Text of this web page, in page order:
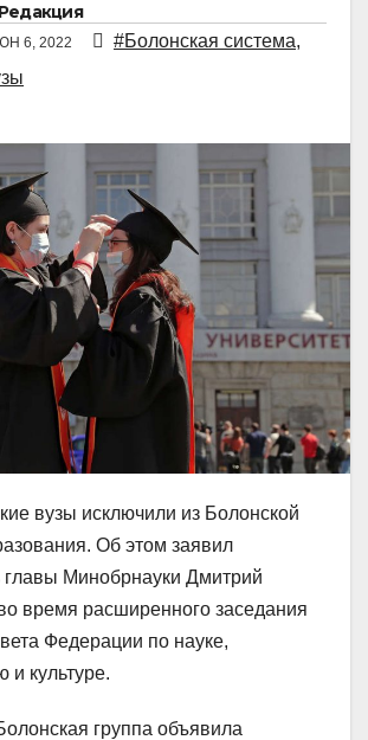
Редакция
6, 2022 #Болонская система,
вузы исключили из Болонской
Об этом заявил
главы Минобрнауки Дмитрий
время расширенного заседания
Федерации по науке,
и культуре.
группа объявила